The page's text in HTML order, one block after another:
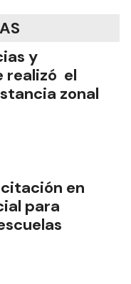
y
realizó el
zonal
en
para